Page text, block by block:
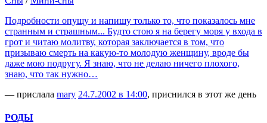
Подробности опущу и напишу только то, что показалось мне
странным и страшным... Будто стою я на берегу моря у входа в
грот и читаю молитву, которая заключается в том, что
призываю смерть на какую-то молодую женщину, вроде бы
даже мою подругу. Я знаю, что не делаю ничего плохого,
знаю, что так нужно…
— прислала mary 24.7.2002 в 14:00, приснился в этот же день
РОДЫ